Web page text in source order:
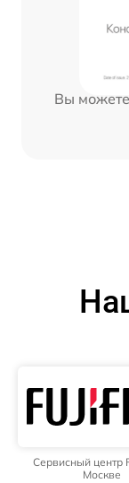
Вы
Сервисный центр
Москве